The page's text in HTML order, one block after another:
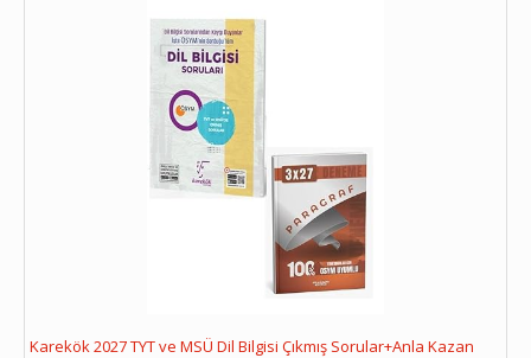
Karekök 2027 TYT ve MSÜ Dil Bilgisi Çıkmış Sorular+Anla Kazan